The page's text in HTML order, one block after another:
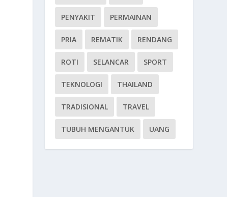
PENYAKIT PERMAINAN
PRIA REMATIK RENDANG
ROTI SELANCAR SPORT
TEKNOLOGI THAILAND
TRADISIONAL TRAVEL
TUBUH MENGANTUK UANG